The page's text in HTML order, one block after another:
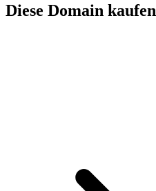
Diese Domain kaufen